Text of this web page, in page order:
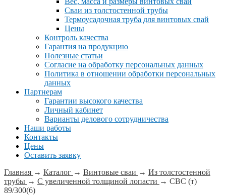
Сваи из толстостенной трубы
Термоусадочная труба для винтовых свай
Цены
Контроль качества
Гарантия на продукцию
Полезные статьи
Согласие на обработку персональных данных
Политика в отношении обработки персональных
данных
Партнерам
Гарантии высокого качества
Личный кабинет
Варианты делового сотрудничества
Наши работы
Контакты
Цены
Оставить заявку
Главная → Каталог → Винтовые сваи → Из толстостенной
трубы → С увеличенной толщиной лопасти → СВС (т)
89/300(6)